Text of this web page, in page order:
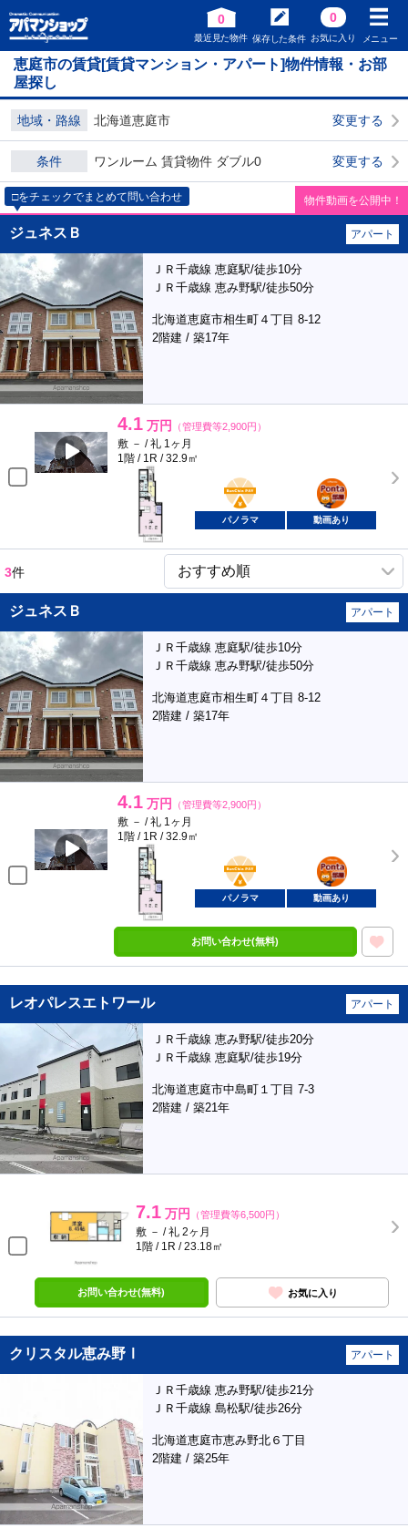
0
最近見た物件 保存した条件
0
お気に入り メニュー
恵庭市の賃貸[賃貸マンション・アパート]物件情報・お部
屋探し
地域・路線 北海道恵庭市 変更する
条件 ワンルーム 賃貸物件 ダブル0 変更する
□をチェックでまとめて問い合わせ 物件動画を公開中！
ジュネスＢ アパート
ＪＲ千歳線 恵庭駅/徒歩10分
ＪＲ千歳線 恵み野駅/徒歩50分
北海道恵庭市相生町４丁目 8-12
2階建 / 築17年
4.1 万円 （管理費等2,900円）
敷 － / 礼 1ヶ月
1階 / 1R / 32.9㎡
BunChinPAY
ポンタ
部屋
パノラマ 動画あり
3件
ジュネスＢ アパート
ＪＲ千歳線 恵庭駅/徒歩10分
ＪＲ千歳線 恵み野駅/徒歩50分
北海道恵庭市相生町４丁目 8-12
2階建 / 築17年
4.1 万円 （管理費等2,900円）
敷 － / 礼 1ヶ月
1階 / 1R / 32.9㎡
BunChinPAY
ポンタ
部屋
パノラマ 動画あり
お問い合わせ(無料)
レオパレスエトワール アパート
ＪＲ千歳線 恵み野駅/徒歩20分
ＪＲ千歳線 恵庭駅/徒歩19分
北海道恵庭市中島町１丁目 7-3
2階建 / 築21年
7.1 万円 （管理費等6,500円）
敷 － / 礼 2ヶ月
1階 / 1R / 23.18㎡
お問い合わせ(無料) お気に入り
クリスタル恵み野Ⅰ アパート
ＪＲ千歳線 恵み野駅/徒歩21分
ＪＲ千歳線 島松駅/徒歩26分
北海道恵庭市恵み野北６丁目
2階建 / 築25年